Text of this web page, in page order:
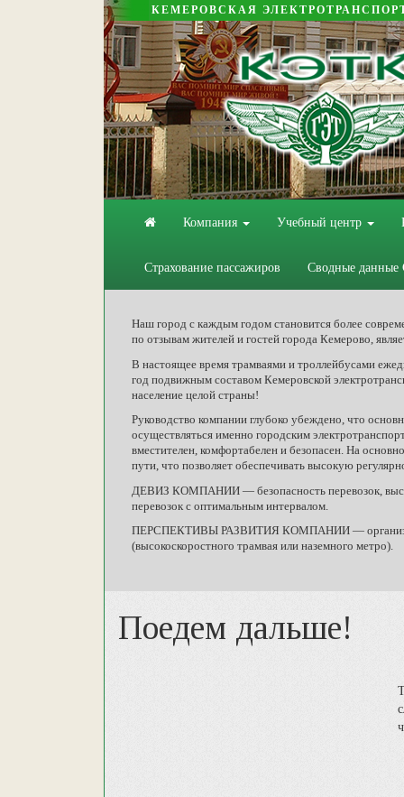
КЕМЕРОВСКАЯ
Компания Учебный центр
Страхование пассажиров Сводные
Наш город с каждым годом становится более
по отзывам жителей и гостей города Кемерово,
В настоящее время трамваями и троллейбусами
год подвижным составом Кемеровской
население целой страны!
Руководство компании глубоко убеждено, что
осуществляться именно городским
вместителен, комфортабелен и безопасен. На
пути, что позволяет обеспечивать высокую
ДЕВИЗ КОМПАНИИ — безопасность перевозок,
перевозок с оптимальным интервалом.
ПЕРСПЕКТИВЫ РАЗВИТИЯ КОМПАНИИ —
(высокоскоростного трамвая или наземного метро).
Поедем дальше!